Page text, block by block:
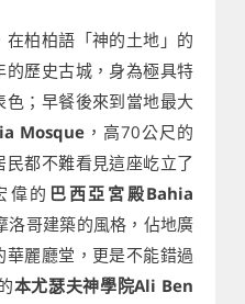
柏柏語「神的土地」的
歷史古城，身為極具特
；早餐後來到當地最大
Mosque ，高70公尺的
都不難看見這座屹立了
偉的 巴西亞宮殿Bahia
洛哥建築的風格，佔地廣
麗廳堂，更是不能錯過
本尤瑟夫神學院Ali Ben